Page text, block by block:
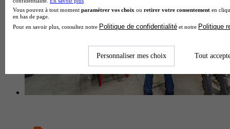
Vous pouvez à tout moment paramétrer vos choix ou retirer votre consentement en
en bas de page.
Pour en savoir plus, consultez notre Politique de confidentialité et notre Politique
Personnaliser mes choix Tout